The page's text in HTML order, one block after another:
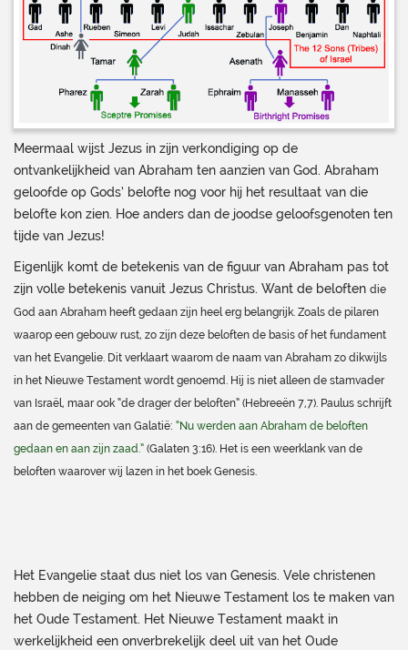
Meermaal wijst Jezus in zijn verkondiging op de
ontvankelijkheid van Abraham ten aanzien van God. Abraham
geloofde op Gods’ belofte nog voor hij het resultaat van die
belofte kon zien. Hoe anders dan de joodse geloofsgenoten ten
tijde van Jezus!
Eigenlijk komt de betekenis van de figuur van Abraham pas tot
zijn volle betekenis vanuit Jezus Christus. Want de beloften die
God aan Abraham heeft gedaan zijn heel erg belangrijk. Zoals de pilaren
waarop een gebouw rust, zo zijn deze beloften de basis of het fundament
van het Evangelie. Dit verklaart waarom de naam van Abraham zo dikwijls
in het Nieuwe Testament wordt genoemd. Hij is niet alleen de stamvader
van Israël, maar ook “de drager der beloften” (Hebreeën 7,7). Paulus schrijft
aan de gemeenten van Galatië: “Nu werden aan Abraham de beloften
gedaan en aan zijn zaad.” (Galaten 3:16). Het is een weerklank van de
beloften waarover wij lazen in het boek Genesis.
Het Evangelie staat dus niet los van Genesis. Vele christenen
hebben de neiging om het Nieuwe Testament los te maken van
het Oude Testament. Het Nieuwe Testament maakt in
werkelijkheid een onverbrekelijk deel uit van het Oude